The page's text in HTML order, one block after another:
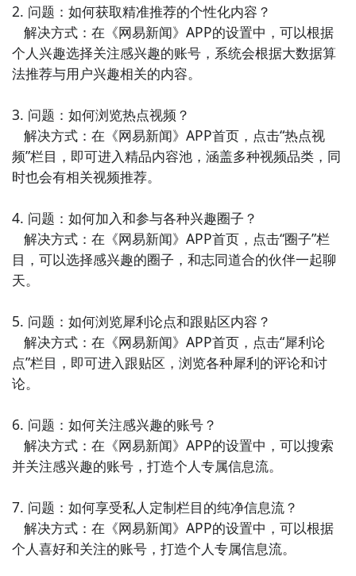
注的频道，获取最关心的新闻内容，并且可以参与新闻
评论和互动。
6. 《一点资讯》- 一点资讯是一款个性化新闻推荐类
涵盖了新闻、财经、科技、娱乐等多个领域的内容，让
用户随时了解到自己感兴趣的内容。
7. 《澎湃新闻》- 澎湃新闻是上海发布传媒股份有限公
要新闻报道。该应用以深度解读和独家报道见长，为用
户呈现深入、丰富的新闻内容。
8. 《新华日报》- 新华日报是新华社推出的官方新闻阅
的新闻资讯。该应用提供权威的新闻报道和评论，让用
户第一时间了解国内外重要新闻。
9. 《中国新闻网》- 中国新闻网是中国新闻社推出的新
通过该应用了解国内外时政、财经、社会等各个领域的
新闻动态。
闻阅读类APP，汇集了全国各地的新闻报道和时政信
息。用户可以通过该应用随时了解国内外的重要新闻事
件，并参与评论和互动。
2. 问题：如何获取精准推荐的个性化内容？
个人兴趣选择关注感兴趣的账号，系统会根据大数据算
法推荐与用户兴趣相关的内容。
3. 问题：如何浏览热点视频？
频”栏目，即可进入精品内容池，涵盖多种视频品类，同
时也会有相关视频推荐。
4. 问题：如何加入和参与各种兴趣圈子？
目，可以选择感兴趣的圈子，和志同道合的伙伴一起聊
天。
5. 问题：如何浏览犀利论点和跟贴区内容？
点”栏目，即可进入跟贴区，浏览各种犀利的评论和讨
论。
6. 问题：如何关注感兴趣的账号？
并关注感兴趣的账号，打造个人专属信息流。
7. 问题：如何享受私人定制栏目的纯净信息流？
个人喜好和关注的账号，打造个人专属信息流。